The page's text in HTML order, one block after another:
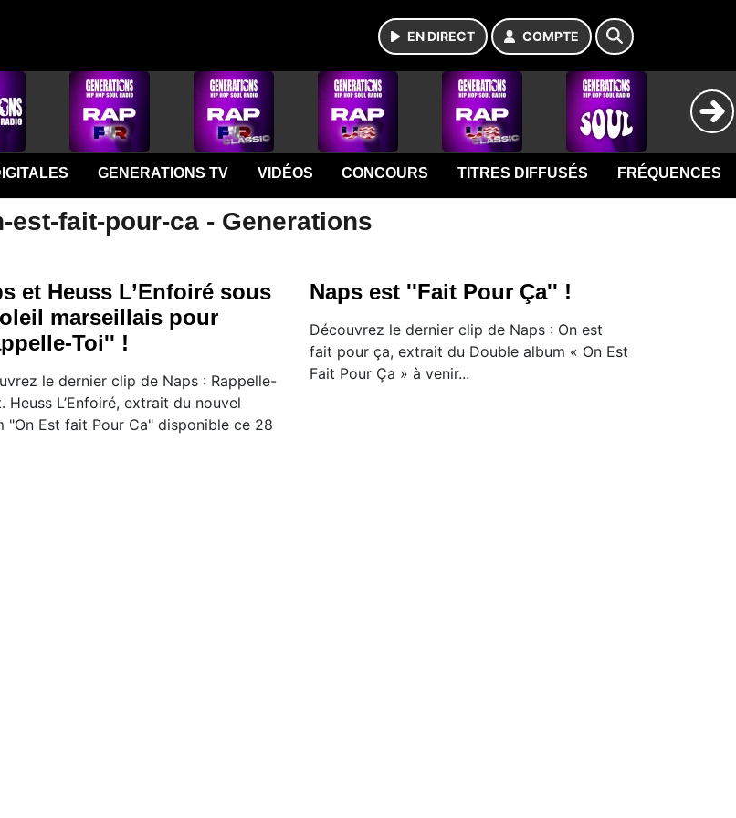
EN DIRECT COMPTE
GENERATIONS TV VIDÉOS CONCOURS TITRES DIFFUSÉS FRÉQUENCES
est-fait-pour-ca - Generations
et Heuss L’Enfoiré sous
marseillais pour
Toi'' !
le dernier clip de Naps : Rappelle-
Heuss L’Enfoiré, extrait du nouvel
"On Est fait Pour Ca" disponible ce 28
Naps est ''Fait Pour Ça'' !
Découvrez le dernier clip de Naps : On est
fait pour ça, extrait du Double album « On Est
Fait Pour Ça » à venir...